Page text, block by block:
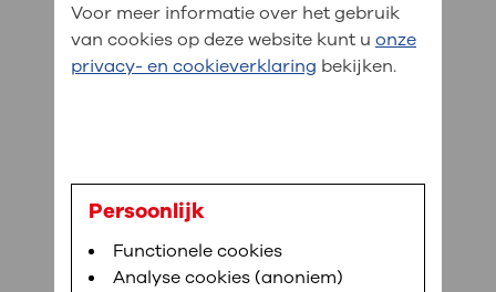
Afdelingen
Medische informatie
Uw verblijf in OLVG
Werken bij OLVG
Veel gezocht: Bloedafname , MijnOLVG ,Digitalisering
gegevens inzien
MijnOLVG is het patiëntenportaal van OLVG. In
sneller helpen.
Direct naar MijnOLVG
C.M Ritsma - Tamminga
geriatrieverpleegkundige,
verpleegkundige
Voor meer informatie over het gebruik
van cookies op deze website kunt u onze
privacy- en cookieverklaring bekijken.
Persoonlijk
Functionele cookies
Analyse cookies (anoniem)